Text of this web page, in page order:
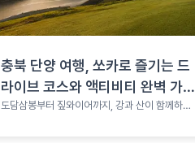
충북 단양 여행, 쏘카로 즐기는 드
라이브 코스와 액티비티 완벽 가이
드
도담삼봉부터 짚와이어까지, 강과 산이 함께하는